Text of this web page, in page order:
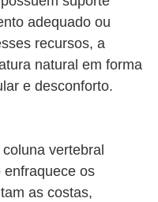
adequado ou
recursos, a
natural em forma
e desconforto.
vertebral
enfraquece os
as costas,